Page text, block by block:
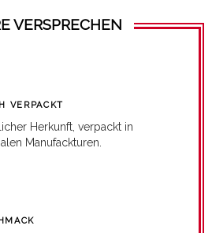
VERSPRECHEN
VERPACKT
Herkunft, verpackt in
Manufackturen.